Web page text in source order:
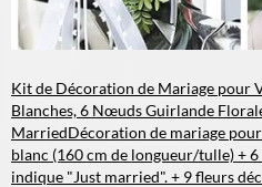
Kit de Décoration de Mariage pour
Blanches, 6 Nœuds Guirlande
MarriedDécoration de mariage
blanc (160 cm de longueur/tulle) +
indique "Just married". + 9 fleurs